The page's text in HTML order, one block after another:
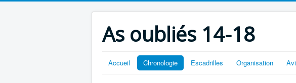
As oubliés 14-18
Accueil Chronologie Escadrilles Organisation